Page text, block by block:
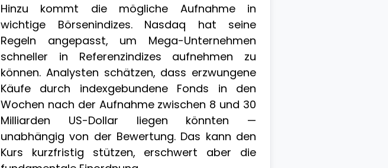
Hinzu kommt die mögliche Aufnahme in
wichtige Börsenindizes. Nasdaq hat seine
Regeln angepasst, um Mega-Unternehmen
schneller in Referenzindizes aufnehmen zu
können. Analysten schätzen, dass erzwungene
Käufe durch indexgebundene Fonds in den
Wochen nach der Aufnahme zwischen 8 und 30
Milliarden US-Dollar liegen könnten —
unabhängig von der Bewertung. Das kann den
Kurs kurzfristig stützen, erschwert aber die